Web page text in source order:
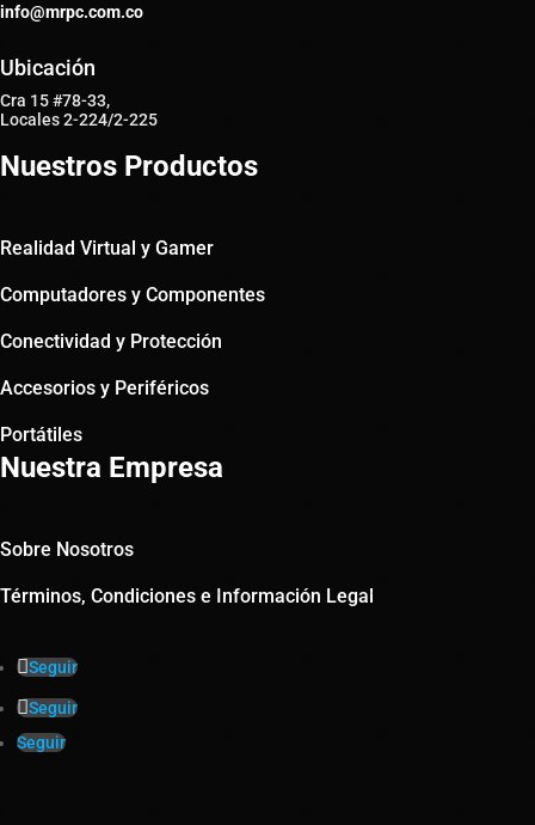
info@mrpc.com.co
Ubicación
Cra 15 #78-33,
Locales 2-224/2-225
Nuestros Productos
Realidad Virtual y Gamer
Computadores y Componentes
Conectividad y Protección
Accesorios y Periféricos
Portátiles
Nuestra Empresa
Sobre Nosotros
Términos, Condiciones e Información Legal
Seguir
Seguir
Seguir